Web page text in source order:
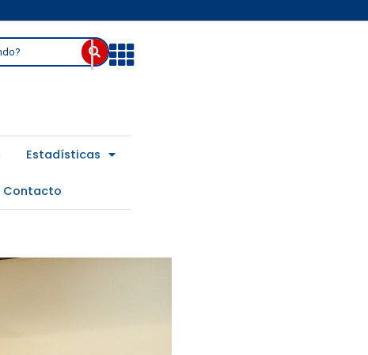
Abrir
Estadísticas
Contacto